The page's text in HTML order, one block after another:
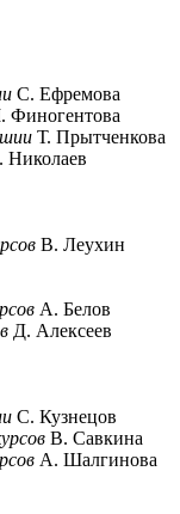
С. Ефремова
Финогентова
Т. Прытченкова
Николаев
В. Леухин
А. Белов
Д. Алексеев
С. Кузнецов
В. Савкина
А. Шалгинова